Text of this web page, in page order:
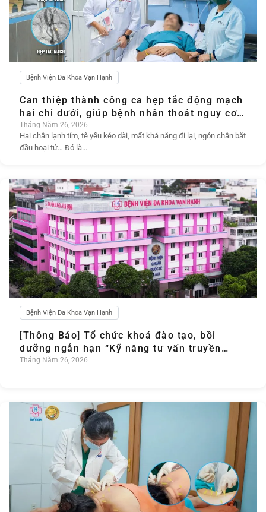
Bệnh Viện Đa Khoa Vạn Hạnh
Can thiệp thành công ca hẹp tắc động mạch
hai chi dưới, giúp bệnh nhân thoát nguy cơ
đoạn chi
Tháng Năm 26, 2026
Hai chân lạnh tím, tê yếu kéo dài, mất khả năng đi lại, ngón chân bắt
đầu hoại tử… Đó là...
Bệnh Viện Đa Khoa Vạn Hạnh
[Thông Báo] Tổ chức khoá đào tạo, bồi
dưỡng ngắn hạn “Kỹ năng tư vấn truyền
thông giáo dục sức khoẻ” Khoá 1/2026
Tháng Năm 26, 2026